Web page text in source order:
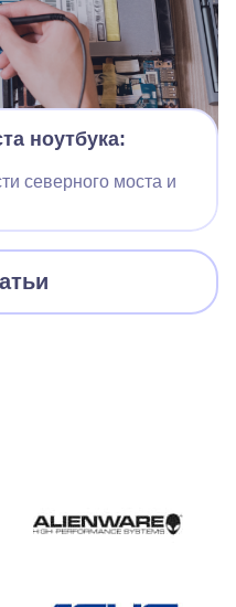
ноутбука:
северного моста и